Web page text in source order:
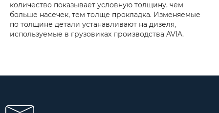
количество показывает условную толщину, чем
больше насечек, тем толще прокладка. Изменяемые
по толщине детали устанавливают на дизеля,
используемые в грузовиках производства AVIA.